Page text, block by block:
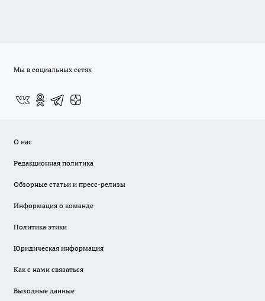
Мы в социальных сетях
О нас
Редакционная политика
Обзорные статьи и пресс-релизы
Информация о команде
Политика этики
Юридическая информация
Как с нами связаться
Выходные данные